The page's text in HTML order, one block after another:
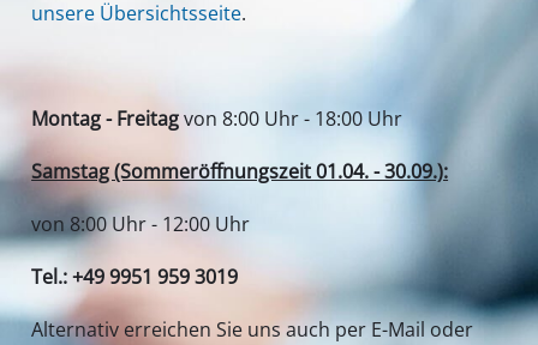
unsere Übersichtsseite.
Montag - Freitagvon 8:00 Uhr - 18:00 Uhr
Samstag (Sommeröffnungszeit 01.04. - 30.09.):
von 8:00 Uhr - 12:00 Uhr
Tel.: +49 9951 959 3019
Alternativ erreichen Sie uns auch per E-Mail oder